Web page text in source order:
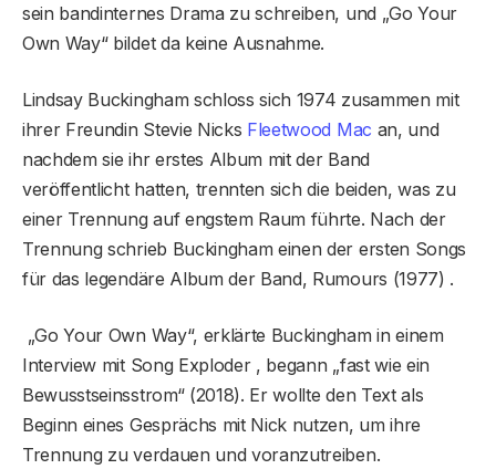
sein bandinternes Drama zu schreiben, und „Go Your
Own Way“ bildet da keine Ausnahme.
Lindsay Buckingham schloss sich 1974 zusammen mit
ihrer Freundin Stevie Nicks Fleetwood Mac an, und
nachdem sie ihr erstes Album mit der Band
veröffentlicht hatten, trennten sich die beiden, was zu
einer Trennung auf engstem Raum führte. Nach der
Trennung schrieb Buckingham einen der ersten Songs
für das legendäre Album der Band, Rumours (1977) .
„Go Your Own Way“, erklärte Buckingham in einem
Interview mit Song Exploder , begann „fast wie ein
Bewusstseinsstrom“ (2018). Er wollte den Text als
Beginn eines Gesprächs mit Nick nutzen, um ihre
Trennung zu verdauen und voranzutreiben.